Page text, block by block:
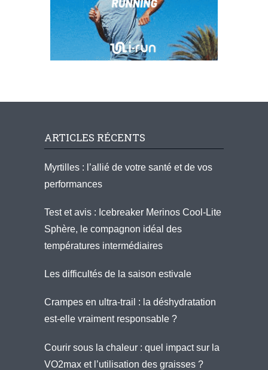
ARTICLES RÉCENTS
Myrtilles : l’allié de votre santé et de vos
performances
Test et avis : Icebreaker Merinos Cool-Lite
Sphère, le compagnon idéal des
températures intermédiaires
Les difficultés de la saison estivale
Crampes en ultra-trail : la déshydratation
est-elle vraiment responsable ?
Courir sous la chaleur : quel impact sur la
VO2max et l’utilisation des graisses ?